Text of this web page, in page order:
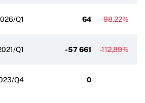
Q1 64 -98,22%
Q1 -57 661 -112,89%
Q4 0